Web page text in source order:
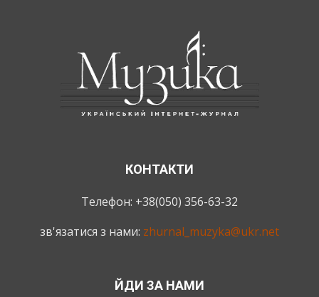
КОНТАКТИ
Телефон: +38(050) 356-63-32
зв'язатися з нами: zhurnal_muzyka@ukr.net
ЙДИ ЗА НАМИ